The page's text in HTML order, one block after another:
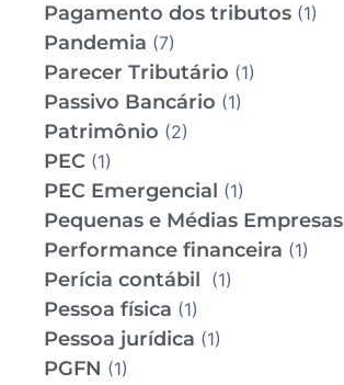
Pagamento dos tributos (1)
Pandemia (7)
Parecer Tributário (1)
Passivo Bancário (1)
Patrimônio (2)
PEC (1)
PEC Emergencial (1)
Pequenas e Médias Empresas
Performance financeira (1)
Perícia contábil (1)
Pessoa física (1)
Pessoa jurídica (1)
PGFN (1)